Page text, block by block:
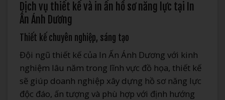
Dịch vụ thiết kế và in ấn hồ sơ năng lực tại In
Ấn Ánh Dương
Thiết kế chuyên nghiệp, sáng tạo
Đội ngũ thiết kế của In Ấn Ánh Dương với kinh
nghiệm lâu năm trong lĩnh vực đồ họa, thiết kế
sẽ giúp doanh nghiệp xây dựng hồ sơ năng lực
độc đáo, ấn tượng và phù hợp với định hướng